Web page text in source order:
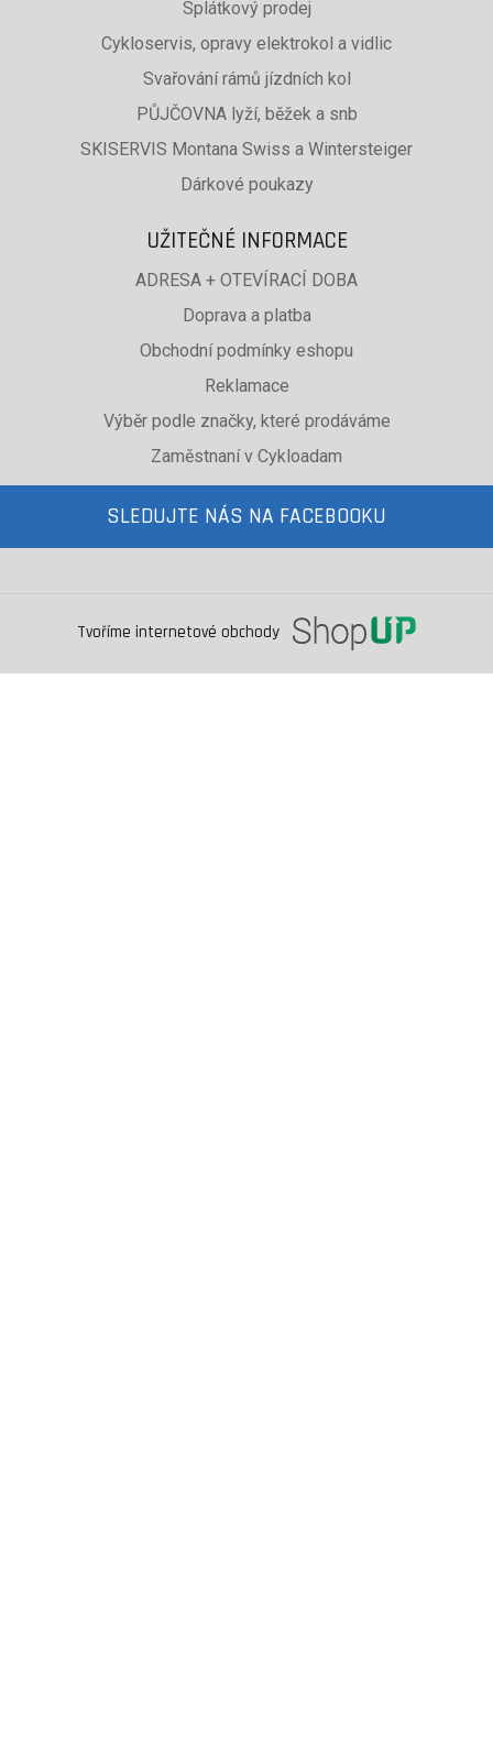
Splátkový prodej
Cykloservis, opravy elektrokol a vidlic
Svařování rámů jízdních kol
PŮJČOVNA lyží, běžek a snb
SKISERVIS Montana Swiss a Wintersteiger
Dárkové poukazy
UŽITEČNÉ INFORMACE
ADRESA + OTEVÍRACÍ DOBA
Doprava a platba
Obchodní podmínky eshopu
Reklamace
Výběr podle značky, které prodáváme
Zaměstnaní v Cykloadam
SLEDUJTE NÁS NA FACEBOOKU
Tvoříme internetové obchody